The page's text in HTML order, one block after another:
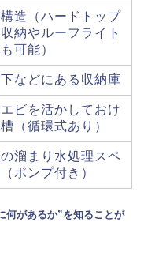
造（ハードトップ
納やルーフライト
可能）
などにある収納庫
ビを活かしておけ
（循環式あり）
溜まり水処理スペ
ポンプ付き）
何があるか”を知ることが